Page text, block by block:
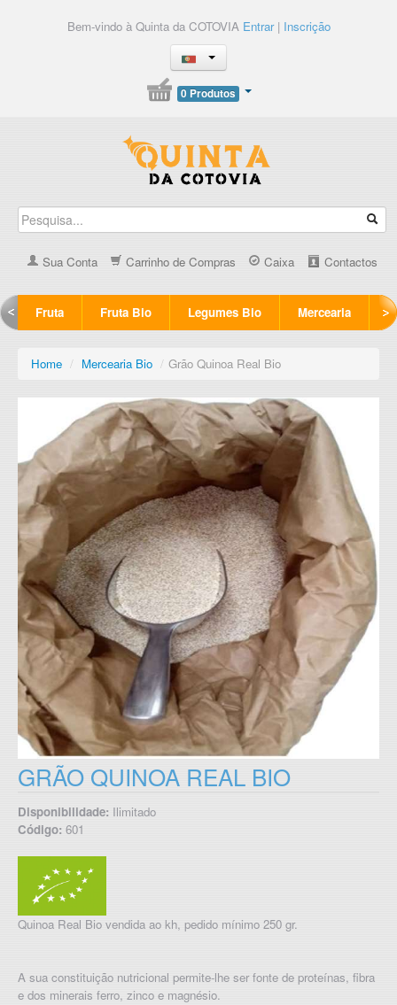
Bem-vindo à Quinta da COTOVIA Entrar| Inscrição
0 Produtos
Sua Conta Carrinho de Compras Caixa Contactos
Fruta Fruta Bio Legumes Bio Mercearia
Home / Mercearia Bio / Grão Quinoa Real Bio
GRÃO QUINOA REAL BIO
Disponibilidade: Ilimitado
Código: 601
Quinoa Real Bio vendida ao kh, pedido mínimo 250 gr.
A sua constituição nutricional permite-lhe ser fonte de proteínas, fibra
e dos minerais ferro, zinco e magnésio.